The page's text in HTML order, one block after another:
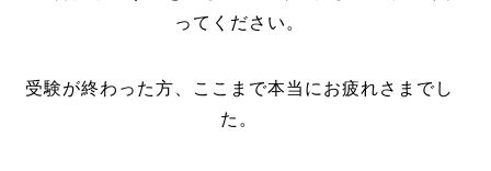
ってください。
受験が終わった方、ここまで本当にお疲れさまでし
た。